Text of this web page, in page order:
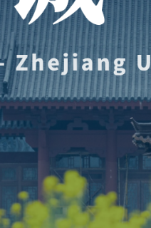
浙大简况
人才队伍